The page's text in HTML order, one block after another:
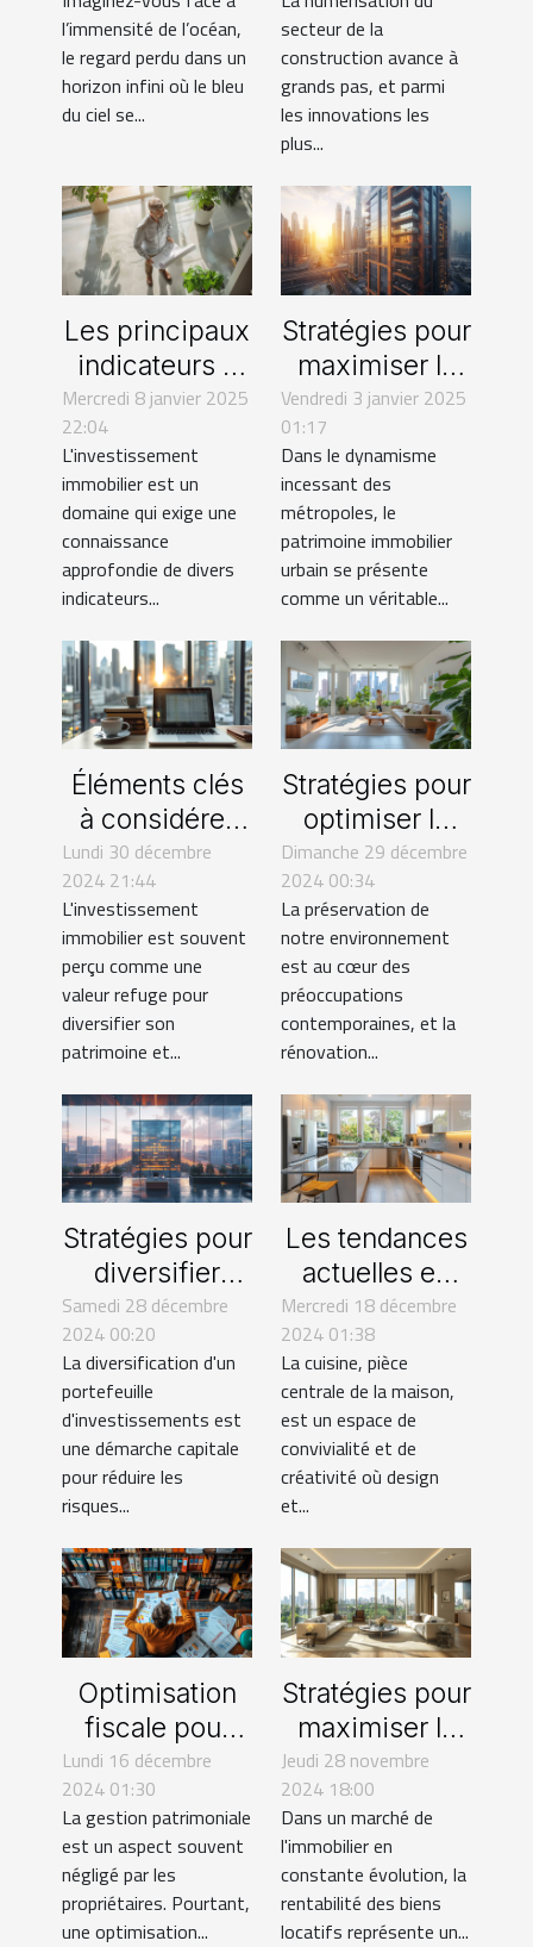
invitation à la
sérénité
l’immensité de l’océan,
le regard perdu dans un
horizon infini où le bleu
du ciel se...
secteur de la
construction
secteur de la
construction avance à
grands pas, et parmi
les innovations les
plus...
Les principaux
indicateurs à
connaître avant
d'acheter un
bien
immobilier
Mercredi 8 janvier 2025
22:04
L'investissement
immobilier est un
domaine qui exige une
connaissance
approfondie de divers
indicateurs...
Stratégies pour
maximiser la
valeur de biens
immobiliers en
zones
urbaines
Vendredi 3 janvier 2025
01:17
Dans le dynamisme
incessant des
métropoles, le
patrimoine immobilier
urbain se présente
comme un véritable...
Éléments clés
à considérer
avant
d'investir dans
l'immobilier
Lundi 30 décembre
2024 21:44
L'investissement
immobilier est souvent
perçu comme une
valeur refuge pour
diversifier son
patrimoine et...
Stratégies pour
optimiser la
rénovation
éco-
responsable
de votre bien
immobilier
Dimanche 29 décembre
2024 00:34
La préservation de
notre environnement
est au cœur des
préoccupations
contemporaines, et la
rénovation...
Stratégies pour
diversifier
votre
portefeuille
avec
l'immobilier
commercial
Samedi 28 décembre
2024 00:20
La diversification d'un
portefeuille
d'investissements est
une démarche capitale
pour réduire les
risques...
Les tendances
actuelles en
design de
cuisines et leur
impact sur la
rénovation
Mercredi 18 décembre
2024 01:38
La cuisine, pièce
centrale de la maison,
est un espace de
convivialité et de
créativité où design
et...
Optimisation
fiscale pour
propriétaires :
stratégies et
impacts
Lundi 16 décembre
2024 01:30
La gestion patrimoniale
est un aspect souvent
négligé par les
propriétaires. Pourtant,
une optimisation...
Stratégies pour
maximiser la
rentabilité de
vos biens
locatifs
Jeudi 28 novembre
2024 18:00
Dans un marché de
l'immobilier en
constante évolution, la
rentabilité des biens
locatifs représente un...